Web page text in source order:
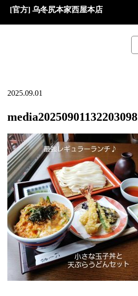
[官方] 乌冬尻本家西屋本店
2025.09.01
media20250901132203098